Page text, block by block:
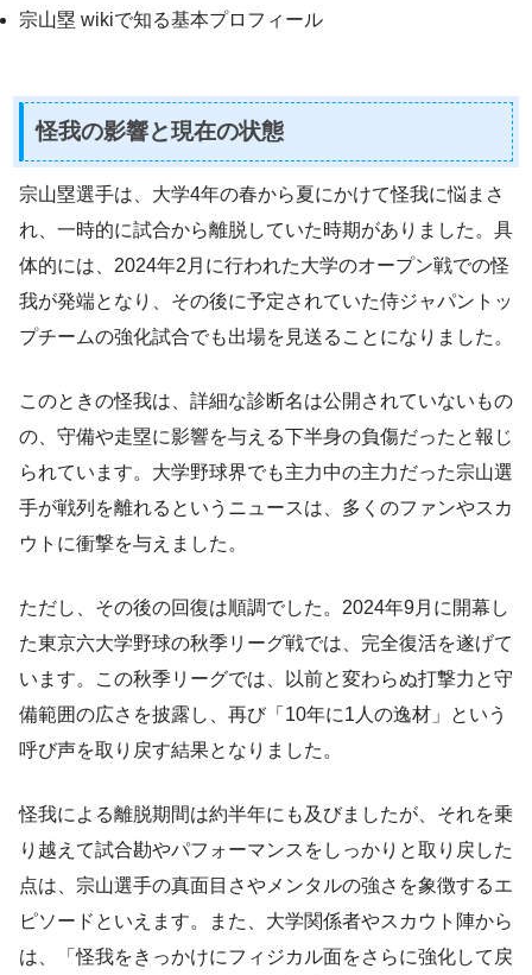
宗山塁 wikiで知る基本プロフィール
怪我の影響と現在の状態
宗山塁選手は、大学4年の春から夏にかけて怪我に悩まさ
れ、一時的に試合から離脱していた時期がありました。具
体的には、2024年2月に行われた大学のオープン戦での怪
我が発端となり、その後に予定されていた侍ジャパントッ
プチームの強化試合でも出場を見送ることになりました。
このときの怪我は、詳細な診断名は公開されていないもの
の、守備や走塁に影響を与える下半身の負傷だったと報じ
られています。大学野球界でも主力中の主力だった宗山選
手が戦列を離れるというニュースは、多くのファンやスカ
ウトに衝撃を与えました。
ただし、その後の回復は順調でした。2024年9月に開幕し
た東京六大学野球の秋季リーグ戦では、完全復活を遂げて
います。この秋季リーグでは、以前と変わらぬ打撃力と守
備範囲の広さを披露し、再び「10年に1人の逸材」という
呼び声を取り戻す結果となりました。
怪我による離脱期間は約半年にも及びましたが、それを乗
り越えて試合勘やパフォーマンスをしっかりと取り戻した
点は、宗山選手の真面目さやメンタルの強さを象徴するエ
ピソードといえます。また、大学関係者やスカウト陣から
は、「怪我をきっかけにフィジカル面をさらに強化して戻